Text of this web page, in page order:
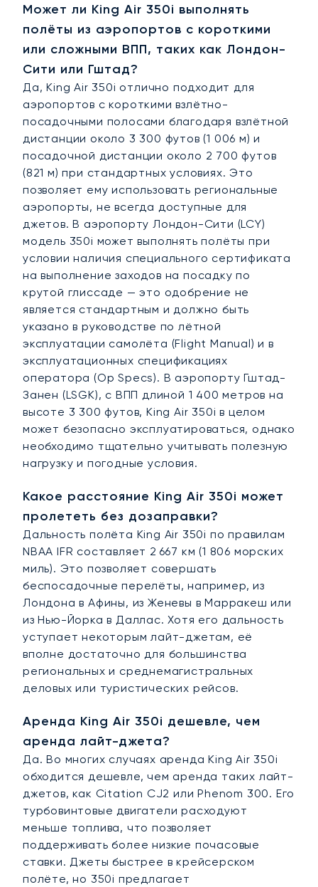
Может ли King Air 350i выполнять
полёты из аэропортов с короткими
или сложными ВПП, таких как Лондон-
Сити или Гштад?
Да, King Air 350i отлично подходит для
аэропортов с короткими взлётно-
посадочными полосами благодаря взлётной
дистанции около 3 300 футов (1 006 м) и
посадочной дистанции около 2 700 футов
(821 м) при стандартных условиях. Это
позволяет ему использовать региональные
аэропорты, не всегда доступные для
джетов. В аэропорту Лондон-Сити (LCY)
модель 350i может выполнять полёты при
условии наличия специального сертификата
на выполнение заходов на посадку по
крутой глиссаде — это одобрение не
является стандартным и должно быть
указано в руководстве по лётной
эксплуатации самолёта (Flight Manual) и в
эксплуатационных спецификациях
оператора (Op Specs). В аэропорту Гштад-
Занен (LSGK), с ВПП длиной 1 400 метров на
высоте 3 300 футов, King Air 350i в целом
может безопасно эксплуатироваться, однако
необходимо тщательно учитывать полезную
нагрузку и погодные условия.
Какое расстояние King Air 350i может
пролететь без дозаправки?
Дальность полёта King Air 350i по правилам
NBAA IFR составляет 2 667 км (1 806 морских
миль). Это позволяет совершать
беспосадочные перелёты, например, из
Лондона в Афины, из Женевы в Марракеш или
из Нью-Йорка в Даллас. Хотя его дальность
уступает некоторым лайт-джетам, её
вполне достаточно для большинства
региональных и среднемагистральных
деловых или туристических рейсов.
Аренда King Air 350i дешевле, чем
аренда лайт-джета?
Да. Во многих случаях аренда King Air 350i
обходится дешевле, чем аренда таких лайт-
джетов, как Citation CJ2 или Phenom 300. Его
турбовинтовые двигатели расходуют
меньше топлива, что позволяет
поддерживать более низкие почасовые
ставки. Джеты быстрее в крейсерском
полёте, но 350i предлагает